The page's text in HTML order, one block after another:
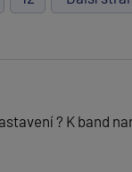
? K band